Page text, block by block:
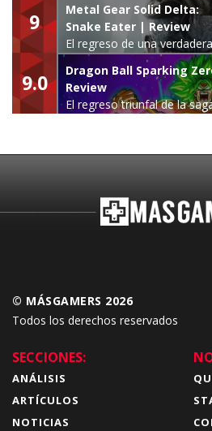
9
Metal Gear Solid Delta:
Snake Eater | Review
El regreso de una verdadera
leyenda
9.0
Dragon Ball Sparking
Review
El regreso triunfal de la
© MÁSGAMERS 2026
Todos los derechos reservados
SECCIONES:
ANÁLISIS
ARTÍCULOS
NOTICIAS